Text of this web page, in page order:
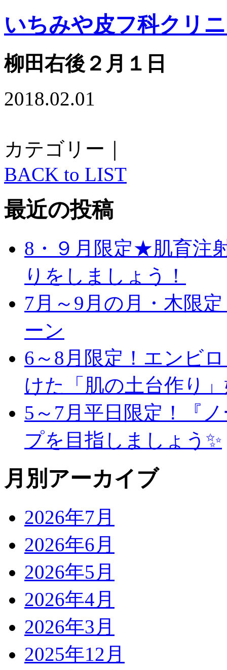
いちみや皮フ科クリ
柳田右後２月１日
2018.02.01
カテゴリー｜
BACK to LIST
最近の投稿
8・９月限定★肌育注
りをしましょう！
7月～9月の月・木限
ーン
6～8月限定！エンビ
けた「肌の土台作り
5～7月平日限定！『
プを目指しましょう✨
月別アーカイブ
2026年7月
2026年6月
2026年5月
2026年4月
2026年3月
2025年12月